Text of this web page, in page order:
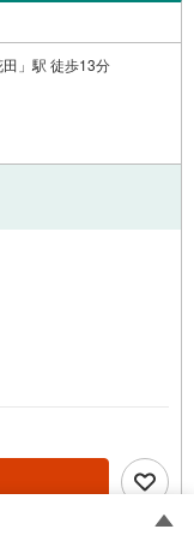
」駅 徒歩13分